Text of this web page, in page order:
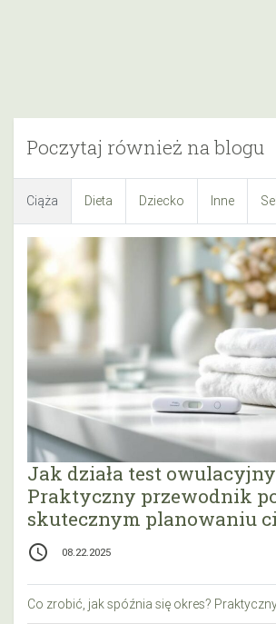
Poczytaj również na blogu
Ciąża Dieta Dziecko Inne
Jak działa test
Praktyczny przewodnik
skutecznym planowaniu
access_time 08.22.2025